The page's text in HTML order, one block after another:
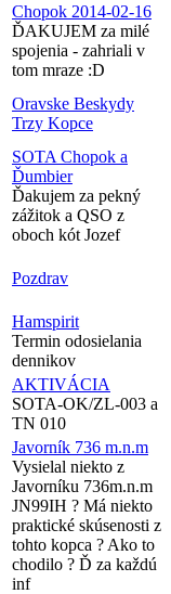
Chopok 2014-02-16
ĎAKUJEM za milé
spojenia - zahriali v
tom mraze :D
Oravske Beskydy
Trzy Kopce
SOTA Chopok a
Ďumbier
Ďakujem za pekný
zážitok a QSO z
oboch kót Jozef
Pozdrav
Hamspirit
Termin odosielania
dennikov
AKTIVÁCIA
SOTA-OK/ZL-003 a
TN 010
Javorník 736 m.n.m
Vysielal niekto z
Javorníku 736m.n.m
JN99IH ? Má niekto
praktické skúsenosti z
tohto kopca ? Ako to
chodilo ? Ď za každú
inf